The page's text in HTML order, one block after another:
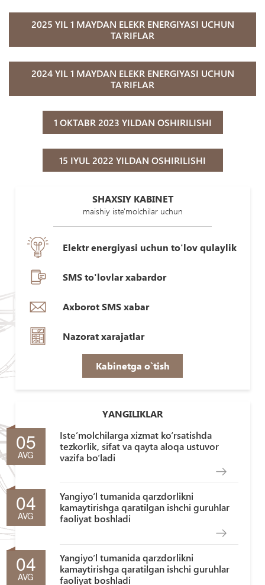
2025 YIL 1 MAYDAN ELEKR ENERGIYASI UCHUN
TA’RIFLAR
2024 YIL 1 MAYDAN ELEKR ENERGIYASI UCHUN
TA’RIFLAR
1 OKTABR 2023 YILDAN OSHIRILISHI
15 IYUL 2022 YILDAN OSHIRILISHI
SHAXSIY KABINET
maishiy iste'molchilar uchun
Elektr energiyasi uchun to'lov qulaylik
SMS to'lovlar xabardor
Axborot SMS xabar
Nazorat xarajatlar
Kabinetga o`tish
YANGILIKLAR
05
AVG
Iste’molchilarga xizmat ko‘rsatishda
tezkorlik, sifat va qayta aloqa ustuvor
vazifa bo‘ladi
04
AVG
Yangiyo‘l tumanida qarzdorlikni
kamaytirishga qaratilgan ishchi guruhlar
faoliyat boshladi
04
AVG
Yangiyo‘l tumanida qarzdorlikni
kamaytirishga qaratilgan ishchi guruhlar
faoliyat boshladi